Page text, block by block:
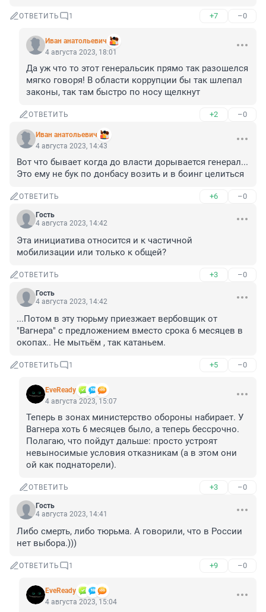
ОТВЕТИТЬ 1 +7 –0
Иван анатольевич
4 августа 2023, 18:01
Да уж что то этот генеральсик прямо так разошелся
мягко говоря! В области коррупции бы так шлепал
законы, так там быстро по носу щелкнут
ОТВЕТИТЬ +2 –0
Иван анатольевич
4 августа 2023, 14:43
Вот что бывает когда до власти дорывается генерал...
Это ему не бук по донбасу возить и в боинг целиться
ОТВЕТИТЬ +6 –0
Гость
4 августа 2023, 14:42
Эта инициатива относится и к частичной
мобилизации или только к общей?
ОТВЕТИТЬ +3 –0
Гость
4 августа 2023, 14:42
...Потом в эту тюрьму приезжает вербовщик от
"Вагнера" с предложением вместо срока 6 месяцев в
окопах.. Не мытьём , так катаньем.
ОТВЕТИТЬ 1 +5 –0
EveReady
4 августа 2023, 15:07
Теперь в зонах министерство обороны набирает. У
Вагнера хоть 6 месяцев было, а теперь бессрочно.
Полагаю, что пойдут дальше: просто устроят
невыносимые условия отказникам (а в этом они
ой как поднаторели).
ОТВЕТИТЬ +3 –0
Гость
4 августа 2023, 14:41
Либо смерть, либо тюрьма. А говорили, что в России
нет выбора.)))
ОТВЕТИТЬ 1 +9 –0
EveReady
4 августа 2023, 15:04